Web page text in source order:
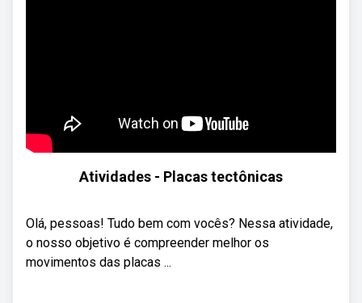
Atividades - Placas tectônicas
Olá, pessoas! Tudo bem com vocês? Nessa atividade,
o nosso objetivo é compreender melhor os
movimentos das placas ...